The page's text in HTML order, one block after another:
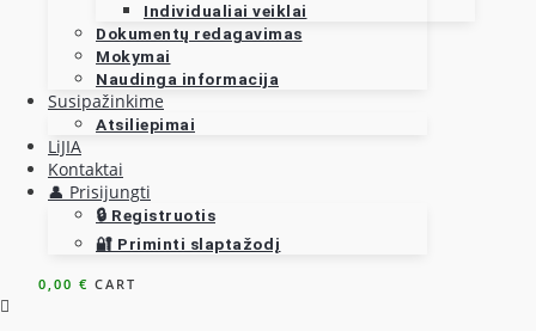
Individualiai veiklai
Dokumentų redagavimas
Mokymai
Naudinga informacija
Susipažinkime
Atsiliepimai
LiJIA
Kontaktai
👤 Prisijungti
🔒 Registruotis
🔐 Priminti slaptažodį
0,00 € CART